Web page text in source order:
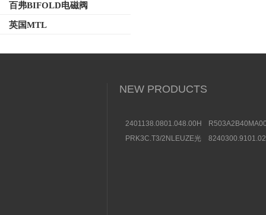
百弗BIFOLD电磁阀
英国MTL
NEW PRODUCTS
2401138.0801.048.00HERION
数据
PRK3C.T3/2NLEUZE光